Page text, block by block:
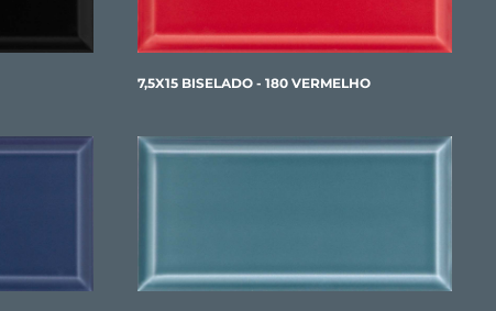
7,5X15 BISELADO - 180 VERMELHO